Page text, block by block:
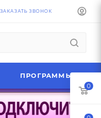
ЗАКАЗАТЬ ЗВОНОК
ПРОГРАММЫ
0